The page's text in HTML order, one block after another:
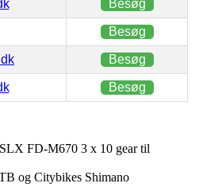
Besøg
Besøg
Besøg
Besøg
FD-M670 3 x 10 gear til
og Citybikes Shimano